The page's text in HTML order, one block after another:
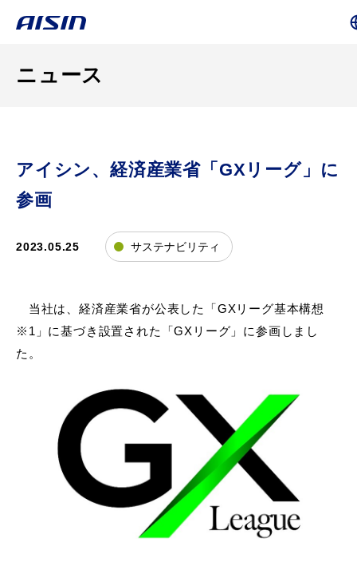
ニュース
アイシン、経済産業省「GXリーグ」に
参画
2023.05.25 サステナビリティ
当社は、経済産業省が公表した「GXリーグ基本構想
※ 1 」に基づき設置された「GX リーグ」に参画しまし
た。